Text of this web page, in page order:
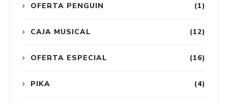
(1)
OFERTA PENGUIN
(12)
CAJA MUSICAL
(16)
OFERTA ESPECIAL
(4)
PIKA